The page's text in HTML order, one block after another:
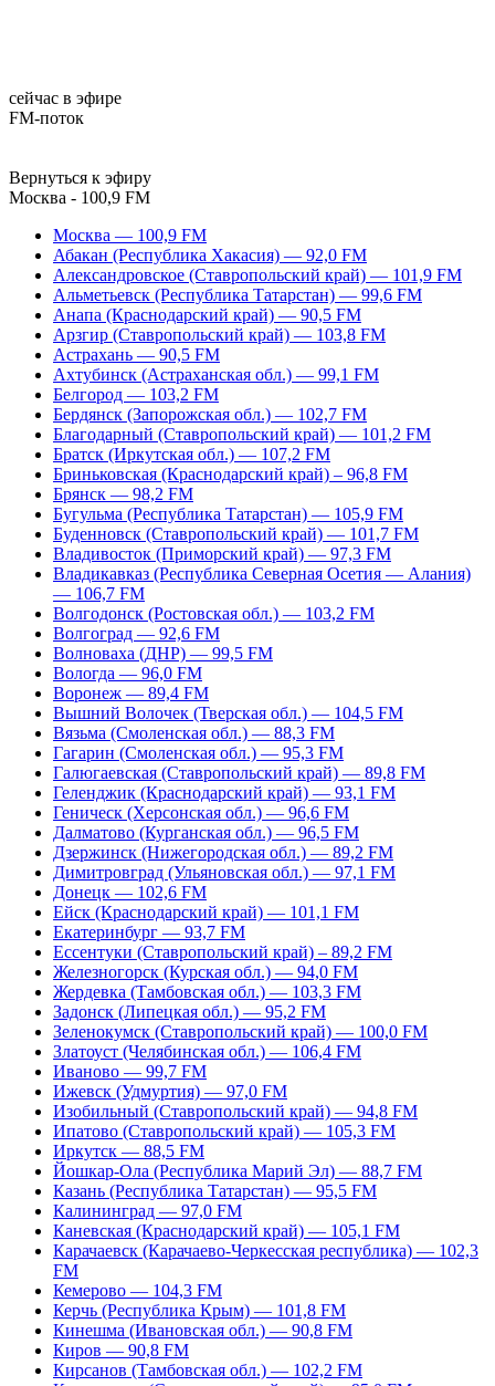
сейчас в эфире
FM-поток
Вернуться к эфиру
Москва - 100,9 FM
Москва — 100,9 FM
Абакан (Республика Хакасия) — 92,0 FM
Александровское (Ставропольский край) — 101,9 FM
Альметьевск (Республика Татарстан) — 99,6 FM
Анапа (Краснодарский край) — 90,5 FM
Арзгир (Ставропольский край) — 103,8 FM
Астрахань — 90,5 FM
Ахтубинск (Астраханская обл.) — 99,1 FM
Белгород — 103,2 FM
Бердянск (Запорожская обл.) — 102,7 FM
Благодарный (Ставропольский край) — 101,2 FM
Братск (Иркутская обл.) — 107,2 FM
Бриньковская (Краснодарский край) – 96,8 FM
Брянск — 98,2 FM
Бугульма (Республика Татарстан) — 105,9 FM
Буденновск (Ставропольский край) — 101,7 FM
Владивосток (Приморский край) — 97,3 FM
Владикавказ (Республика Северная Осетия — Алания)
— 106,7 FM
Волгодонск (Ростовская обл.) — 103,2 FM
Волгоград — 92,6 FM
Волноваха (ДНР) — 99,5 FM
Вологда — 96,0 FM
Воронеж — 89,4 FM
Вышний Волочек (Тверская обл.) — 104,5 FM
Вязьма (Смоленская обл.) — 88,3 FM
Гагарин (Смоленская обл.) — 95,3 FM
Галюгаевская (Ставропольский край) — 89,8 FM
Геленджик (Краснодарский край) — 93,1 FM
Геническ (Херсонская обл.) — 96,6 FM
Далматово (Курганская обл.) — 96,5 FM
Дзержинск (Нижегородская обл.) — 89,2 FM
Димитровград (Ульяновская обл.) — 97,1 FM
Донецк — 102,6 FM
Ейск (Краснодарский край) — 101,1 FM
Екатеринбург — 93,7 FM
Ессентуки (Ставропольский край) – 89,2 FM
Железногорск (Курская обл.) — 94,0 FM
Жердевка (Тамбовская обл.) — 103,3 FM
Задонск (Липецкая обл.) — 95,2 FM
Зеленокумск (Ставропольский край) — 100,0 FM
Златоуст (Челябинская обл.) — 106,4 FM
Иваново — 99,7 FM
Ижевск (Удмуртия) — 97,0 FM
Изобильный (Ставропольский край) — 94,8 FM
Ипатово (Ставропольский край) — 105,3 FM
Иркутск — 88,5 FM
Йошкар-Ола (Республика Марий Эл) — 88,7 FM
Казань (Республика Татарстан) — 95,5 FM
Калининград — 97,0 FM
Каневская (Краснодарский край) — 105,1 FM
Карачаевск (Карачаево-Черкесская республика) — 102,3
FM
Кемерово — 104,3 FM
Керчь (Республика Крым) — 101,8 FM
Кинешма (Ивановская обл.) — 90,8 FM
Киров — 90,8 FM
Кирсанов (Тамбовская обл.) — 102,2 FM